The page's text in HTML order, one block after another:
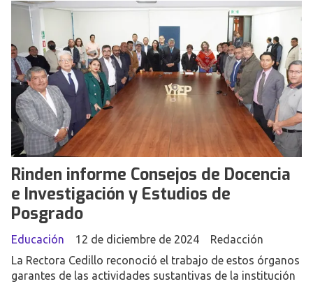
Rinden informe Consejos de Docencia
e Investigación y Estudios de
Posgrado
Redacción
Educación
12 de diciembre de 2024
La Rectora Cedillo reconoció el trabajo de estos órganos
garantes de las actividades sustantivas de la institución